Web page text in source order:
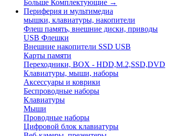
Больше Комплектующие →
Периферия и мультимедиа
мышки, клавиатуры, накопители
Флеш память, внешние диски, приводы
USB Флешки
Внешние накопители SSD USB
Карты памяти
Переходники, BOX - HDD,M.2,SSD,DVD
Клавиатуры, мыши, наборы
Аксессуары и коврики
Беспроводные наборы
Клавиатуры
Мыши
Проводные наборы
Цифровой блок клавиатуры